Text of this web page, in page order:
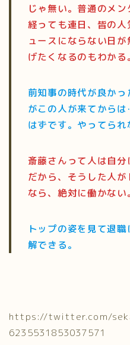
じゃ無い。普通のメ
経っても連日、皆の
ュースにならない日
げたくなるのもわかる。
前知事の時代が良か
がこの人が来てから
はずです。やってられ
斎藤さんって人は自
だから、そうした人
なら、絶対に働かない
トップの姿を見て退
解できる。
https://twitter.com/
6235531853037571